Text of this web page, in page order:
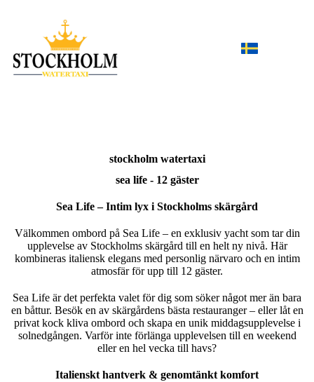
stockholm watertaxi
sea life - 12 gäster
Sea Life – Intim lyx i Stockholms skärgård
Välkommen ombord på Sea Life – en exklusiv yacht som tar din
upplevelse av Stockholms skärgård till en helt ny nivå. Här
kombineras italiensk elegans med personlig närvaro och en intim
atmosfär för upp till 12 gäster.
Sea Life är det perfekta valet för dig som söker något mer än bara
en båttur. Besök en av skärgårdens bästa restauranger – eller låt en
privat kock kliva ombord och skapa en unik middagsupplevelse i
solnedgången. Varför inte förlänga upplevelsen till en weekend
eller en hel vecka till havs?
Italienskt hantverk & genomtänkt komfort